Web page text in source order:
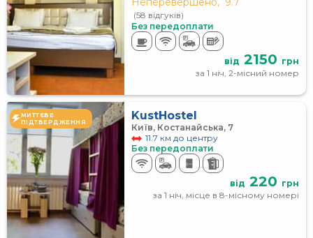
(58 відгуків)
Без передоплати
від 2150 грн
за 1 ніч, 2-місний номер
МИТТЄВЕ
ПІДТВЕРДЖЕННЯ
KustHostel
Київ, Костанайська, 7
11.7 км до центру
Без передоплати
від 220 грн
за 1 ніч, місце в 8-місному номері